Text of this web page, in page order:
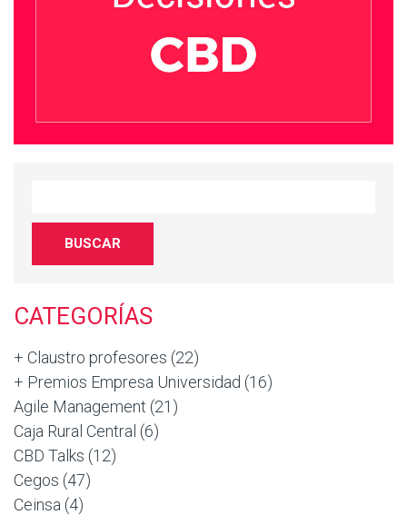
CATEGORÍAS
+ Claustro profesores (22)
+ Premios Empresa Universidad (16)
Agile Management (21)
Caja Rural Central (6)
CBD Talks (12)
Cegos (47)
Ceinsa (4)